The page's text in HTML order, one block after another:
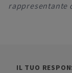
rappresentante
IL TUO